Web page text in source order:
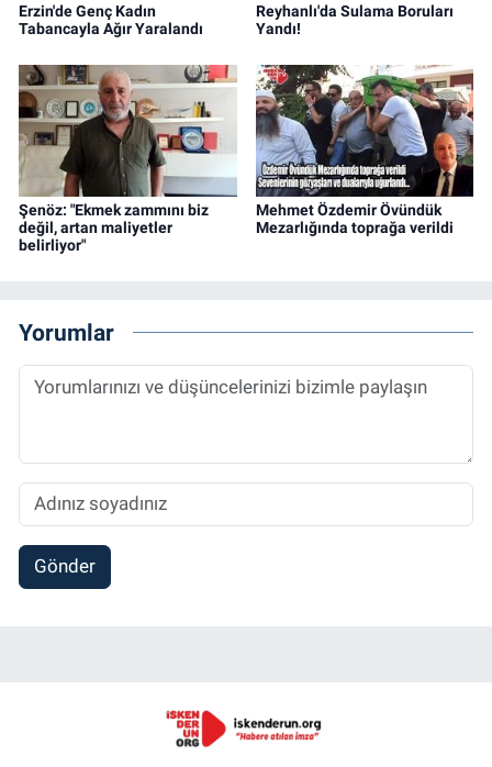
Erzin'de Genç Kadın
Tabancayla Ağır Yaralandı
Reyhanlı'da Sulama Boruları
Yandı!
Şenöz: "Ekmek zammını biz
değil, artan maliyetler
belirliyor"
Mehmet Özdemir Övündük
Mezarlığında toprağa verildi
Yorumlar
Gönder